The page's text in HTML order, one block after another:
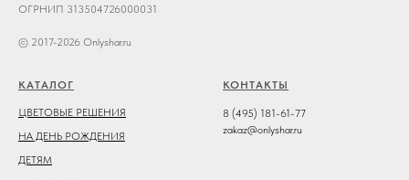
ОГРНИП 313504726000031
© 2017-2026 Onlyshar.ru
КАТАЛОГ
ЦВЕТОВЫЕ РЕШЕНИЯ
НА ДЕНЬ РОЖДЕНИЯ
ДЕТЯМ
КОНТАКТЫ
8 (495) 181-61-77
zakaz@onlyshar.ru